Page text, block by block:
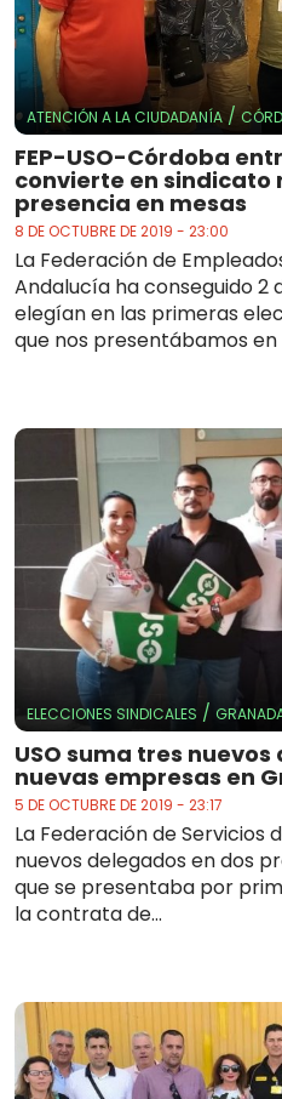
ATENCIÓN A LA CIUDADANÍA /
FEP-USO-Córdoba
convierte en sindicato
presencia en mesas
8 DE OCTUBRE DE 2019 - 23:00
La Federación de
Andalucía ha conseguido 2
elegían en las primeras
que nos presentábamos en
ELECCIONES SINDICALES /
USO suma tres
nuevas empresas en
5 DE OCTUBRE DE 2019 - 23:17
La Federación de Servicios
nuevos delegados en dos
que se presentaba por
la contrata de...